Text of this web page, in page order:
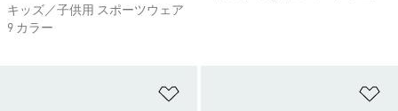
キッズ／子供用 スポーツウェア
9 カラー